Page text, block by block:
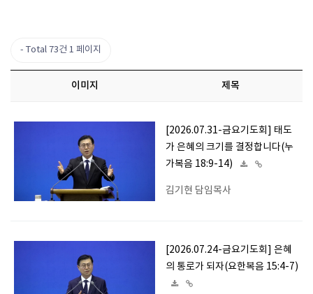
Total 73건 1 페이지
이미지 제목
[2026.07.31-금요기도회] 태도
가 은혜의 크기를 결정합니다(누
가복음 18:9-14)
김기현 담임목사
[2026.07.24-금요기도회] 은혜
의 통로가 되자(요한복음 15:4-7)